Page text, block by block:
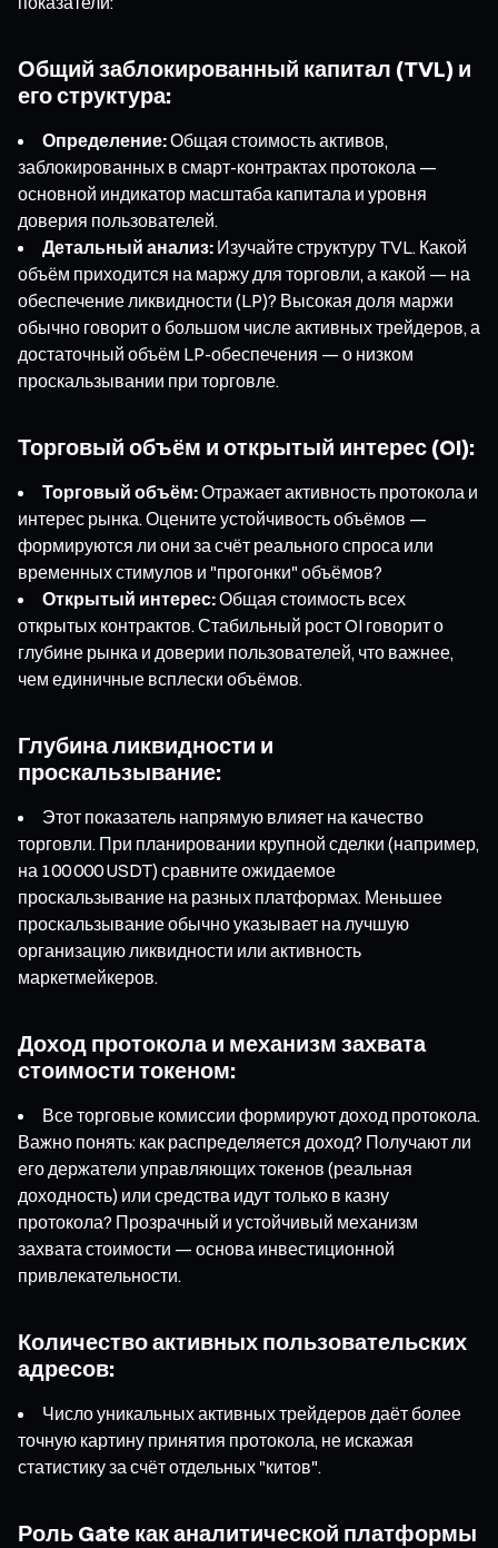
Общий заблокированный капитал (TVL) и
его структура:
Определение:Общая стоимость активов,
заблокированных в смарт-контрактах протокола —
основной индикатор масштаба капитала и уровня
доверия пользователей.
Детальный анализ: Изучайте структуру TVL. Какой
объём приходится на маржу для торговли, а какой — на
обеспечение ликвидности (LP)? Высокая доля маржи
обычно говорит о большом числе активных трейдеров, а
достаточный объём LP-обеспечения — о низком
проскальзывании при торговле.
Торговый объём и открытый интерес (OI):
Торговый объём:Отражает активность протокола и
интерес рынка. Оцените устойчивость объёмов —
формируются ли они за счёт реального спроса или
временных стимулов и "прогонки" объёмов?
Открытый интерес:Общая стоимость всех
открытых контрактов. Стабильный рост OI говорит о
глубине рынка и доверии пользователей, что важнее,
чем единичные всплески объёмов.
Глубина ликвидности и
проскальзывание:
Этот показатель напрямую влияет на качество
торговли. При планировании крупной сделки (например,
на 100 000 USDT) сравните ожидаемое
проскальзывание на разных платформах. Меньшее
проскальзывание обычно указывает на лучшую
организацию ликвидности или активность
маркетмейкеров.
Доход протокола и механизм захвата
стоимости токеном:
Все торговые комиссии формируют доход протокола.
Важно понять: как распределяется доход? Получают ли
его держатели управляющих токенов (реальная
доходность) или средства идут только в казну
протокола? Прозрачный и устойчивый механизм
захвата стоимости — основа инвестиционной
привлекательности.
Количество активных пользовательских
адресов:
Число уникальных активных трейдеров даёт более
точную картину принятия протокола, не искажая
статистику за счёт отдельных "китов".
Роль Gate как аналитической платформы